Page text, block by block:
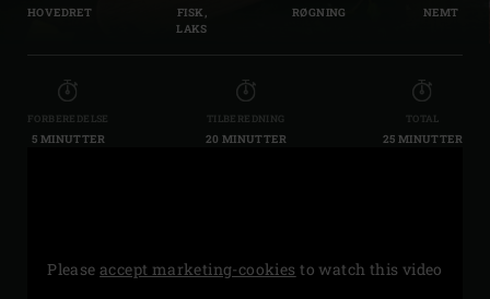
HOVEDRET
FISK,
LAKS
RØGNING NEMT
FORBEREDELSE
5 MINUTTER
TILBEREDNING
20 MINUTTER
TOTAL
25 MINUTTER
Pleaseaccept marketing-cookies to watch this video